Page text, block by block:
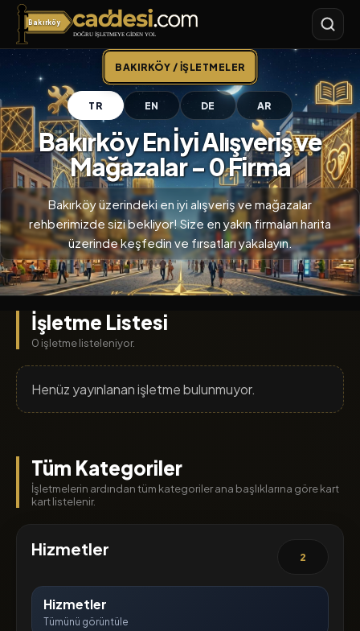
Bakırköy
Bakırköy
BAKIRKÖY / İŞLETMELER
TR EN DE AR
Bakırköy En İyi Alışveriş ve
Mağazalar - 0 Firma
Bakırköy üzerindeki en iyi alışveriş ve mağazalar
rehberimizde sizi bekliyor! Size en yakın firmaları harita
üzerinde keşfedin ve fırsatları yakalayın.
İşletme Listesi
0 işletme listeleniyor.
Henüz yayınlanan işletme bulunmuyor.
Tüm Kategoriler
İşletmelerin ardından tüm kategoriler ana başlıklarına göre kart
kart listelenir.
Hizmetler 2
Hizmetler
Tümünü görüntüle